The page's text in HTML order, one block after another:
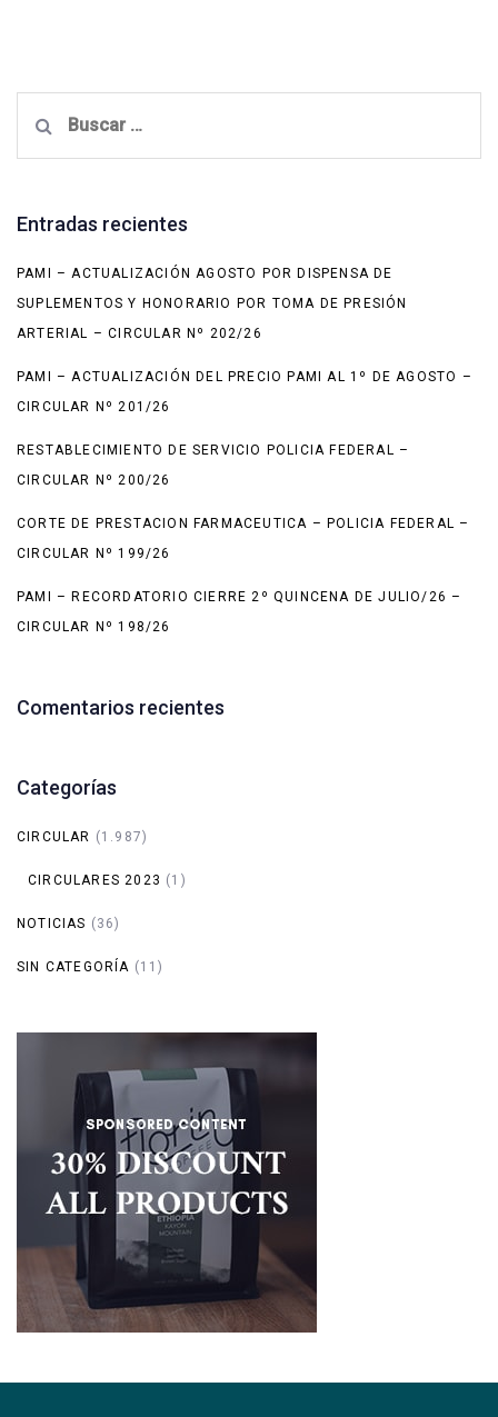
Entradas recientes
PAMI – ACTUALIZACIÓN AGOSTO POR DISPENSA DE
SUPLEMENTOS Y HONORARIO POR TOMA DE PRESIÓN
ARTERIAL – CIRCULAR Nº 202/26
PAMI – ACTUALIZACIÓN DEL PRECIO PAMI AL 1º DE AGOSTO –
CIRCULAR Nº 201/26
RESTABLECIMIENTO DE SERVICIO POLICIA FEDERAL –
CIRCULAR Nº 200/26
CORTE DE PRESTACION FARMACEUTICA – POLICIA FEDERAL –
CIRCULAR Nº 199/26
PAMI – RECORDATORIO CIERRE 2º QUINCENA DE JULIO/26 –
CIRCULAR Nº 198/26
Comentarios recientes
Categorías
CIRCULAR (1.987)
CIRCULARES 2023 (1)
NOTICIAS (36)
SIN CATEGORÍA (11)